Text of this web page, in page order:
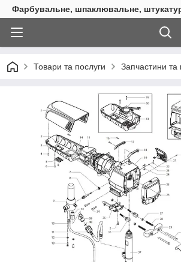
Фарбувальне, шпаклювальне,
Товари та послуги Запчастини